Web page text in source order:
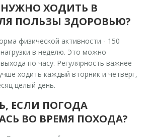
НУЖНО ХОДИТЬ В
ПОЛЬЗЫ ЗДОРОВЬЮ?
физической активности - 150
в неделю. Это можно
по часу. Регулярность важнее
ходить каждый вторник и четверг,
целый день.
ЕСЛИ ПОГОДА
ВО ВРЕМЯ ПОХОДА?